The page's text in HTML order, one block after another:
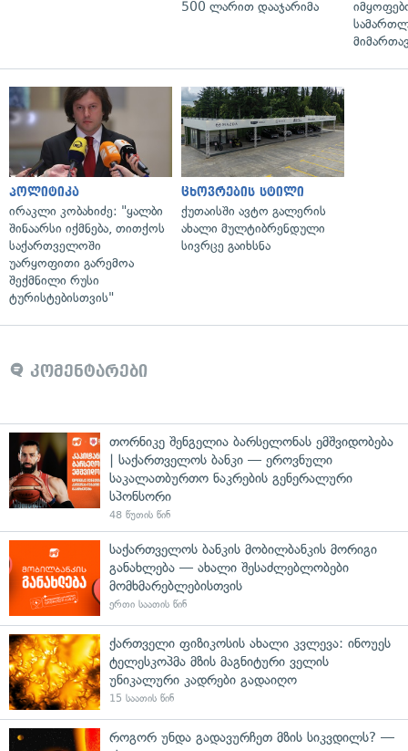
500 ლარით დააჯარიმა
პოლიტიკა
ირაკლი კობახიძე: "ყალბი
შინაარსი იქმნება, თითქოს
საქართველოში
უარყოფითი გარემოა
შექმნილი რუსი
ტურისტებისთვის"
ცხოვრების სტილი
ქუთაისში ავტო გალერის
ახალი მულტიბრენდული
სივრცე გაიხსნა
კომენტარები
თორნიკე შენგელია ბარსელონას ემშვიდობება
| საქართველოს ბანკი — ეროვნული
საკალათბურთო ნაკრების გენერალური
სპონსორი
48 წუთის წინ
საქართველოს ბანკის მობილბანკის მორიგი
განახლება — ახალი შესაძლებლობები
მომხმარებლებისთვის
ერთი საათის წინ
ქართველი ფიზიკოსის ახალი კვლევა: ინოუეს
ტელესკოპმა მზის მაგნიტური ველის
უნიკალური კადრები გადაიღო
15 საათის წინ
როგორ უნდა გადავურჩეთ მზის სიკვდილს? —